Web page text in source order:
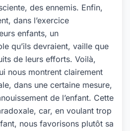
des ennemis. Enfin,
dans l’exercice
enfants, un
qu’ils devraient, vaille que
de leurs efforts. Voilà,
nous montrent clairement
dans une certaine mesure,
de l’enfant. Cette
car, en voulant trop
nous favorisons plutôt sa